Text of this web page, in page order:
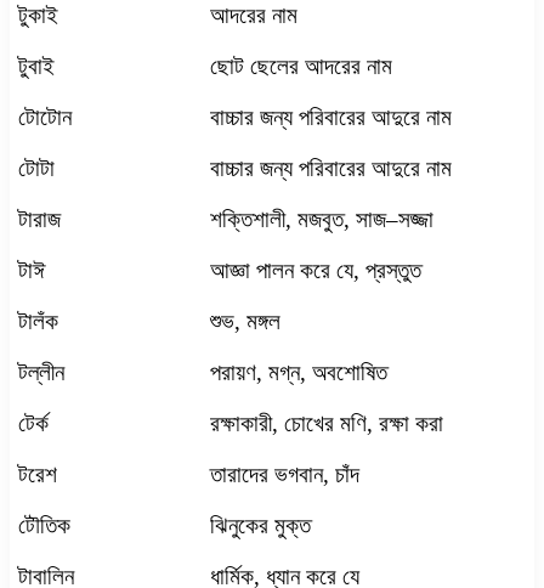
টুকাই
আদরের নাম
টুবাই
ছোট ছেলের আদরের নাম
টোটোন
বাচ্চার জন্য পরিবারের আদুরে নাম
টোটা
বাচ্চার জন্য পরিবারের আদুরে নাম
টারাজ
শক্তিশালী, মজবুত, সাজ–সজ্জা
টাঈ
আজ্ঞা পালন করে যে, প্রস্তুত
টালঁক
শুভ, মঙ্গল
টল্লীন
পরায়ণ, মগ্ন, অবশোষিত
টের্ক
রক্ষাকারী, চোখের মণি, রক্ষা করা
টরেশ
তারাদের ভগবান, চাঁদ
টৌতিক
ঝিনুকের মুক্ত
টাবালিন
ধার্মিক, ধ্যান করে যে